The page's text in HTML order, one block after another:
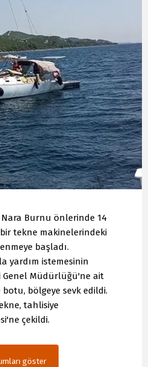
Nara Burnu önlerinde 14
tekne makinelerindeki
başladı.
yardım istemesinin
Genel Müdürlüğü'ne ait
botu, bölgeye sevk edildi.
tahlisiye
çekildi.
göster